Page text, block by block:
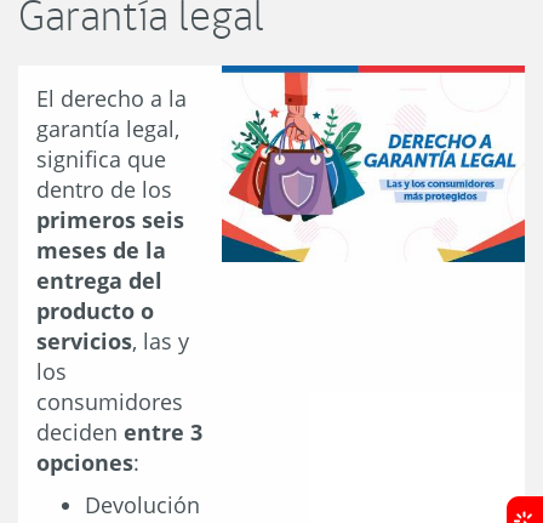
Garantía legal
El derecho a la
garantía legal,
significa que
dentro de los
primeros seis
meses de la
entrega del
producto o
servicios, las y
los
consumidores
deciden entre 3
opciones:
Devolución